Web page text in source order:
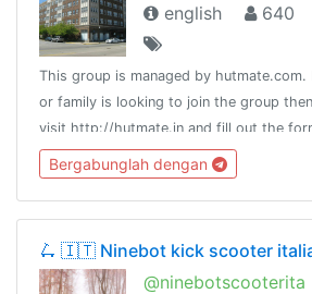
english
640
This group is managed by hutmate.com.
or family is looking to join the group
visit http://hutmate.in and fill out the
Bergabunglah dengan
🛴 🇮🇹 Ninebot kick scooter
@ninebotscooterita